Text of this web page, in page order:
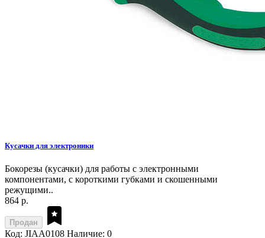
Кусачки для электроники
Бокорезы (кусачки) для работы с электронными
компонентами, с короткими губками и скошенными
режущими..
864 р.
Продан
Код: JIAA0108 Наличие: 0